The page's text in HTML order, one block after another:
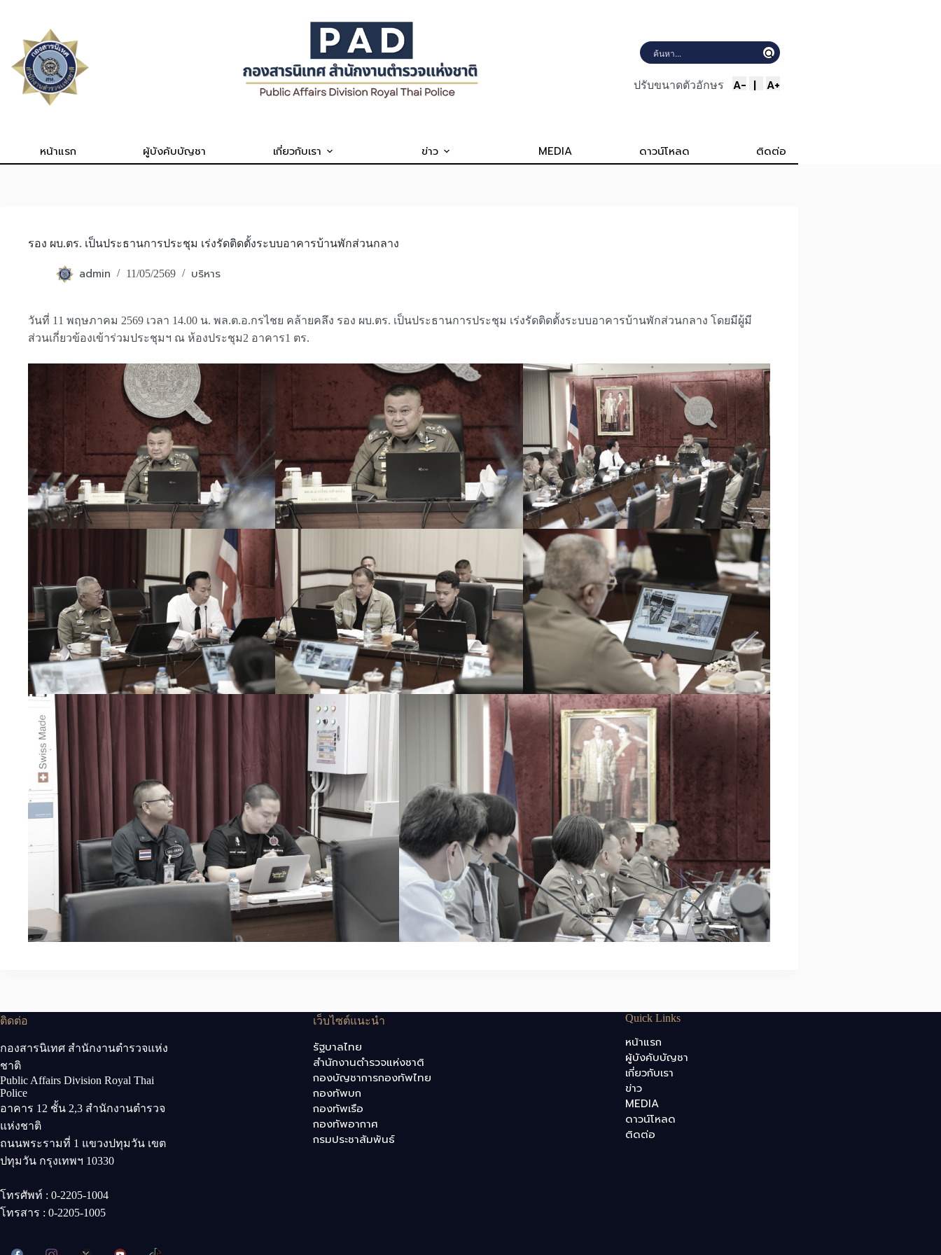
content
ปรับขนาดตัวอักษร A- | A+
หน้าแรก ผู้บังคับบัญชา เกี่ยวกับเรา ข่าว MEDIA ดาวน์โหลด ติดต่อ
รอง ผบ.ตร. เป็นประธานการประชุม เร่งรัดติดตั้งระบบอาคารบ้านพักส่วนกลาง
admin 11/05/2569 บริหาร
วันที่ 11 พฤษภาคม 2569 เวลา 14.00 น. พล.ต.อ.กรไชย คล้ายคลึง รอง ผบ.ตร. เป็นประธานการประชุม เร่งรัดติดตั้งระบบอาคารบ้านพักส่วนกลาง โดยมีผู้มี
ส่วนเกี่ยวข้องเข้าร่วมประชุมฯ ณ ห้องประชุม2 อาคาร1 ตร.
ติดต่อ
กองสารนิเทศ สำนักงานตำรวจแห่ง
ชาติ
Public Affairs Division Royal Thai
Police
อาคาร 12 ชั้น 2,3 สำนักงานตำรวจ
แห่งชาติ
ถนนพระรามที่ 1 แขวงปทุมวัน เขต
ปทุมวัน กรุงเทพฯ 10330
โทรศัพท์ : 0-2205-1004
โทรสาร : 0-2205-1005
เว็บไซต์แนะนำ
รัฐบาลไทย
สำนักงานตำรวจแห่งชาติ
กองบัญชาการกองทัพไทย
กองทัพบก
กองทัพเรือ
กองทัพอากาศ
กรมประชาสัมพันธ์
Quick Links
หน้าแรก
ผู้บังคับบัญชา
เกี่ยวกับเรา
ข่าว
MEDIA
ดาวน์โหลด
ติดต่อ